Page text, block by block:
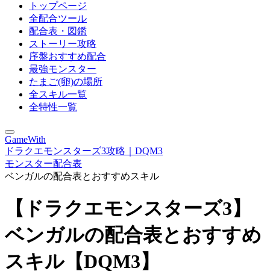
トップページ
全配合ツール
配合表・図鑑
ストーリー攻略
序盤おすすめ配合
最強モンスター
たまご(卵)の場所
全スキル一覧
全特性一覧
GameWith
ドラクエモンスターズ3攻略｜DQM3
モンスター配合表
ベンガルの配合表とおすすめスキル
【ドラクエモンスターズ3】
ベンガルの配合表とおすすめ
スキル【DQM3】